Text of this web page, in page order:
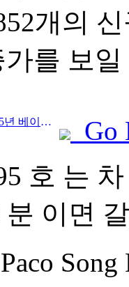
개의
를 보
Prev:베이징시 문화관광국: 2025년 베이징을 방문하는 외국인 관광객 수는 548만 명으로 전년 대비 39% 증가할 것으로 예상됩니다.
Go
호 는
이면